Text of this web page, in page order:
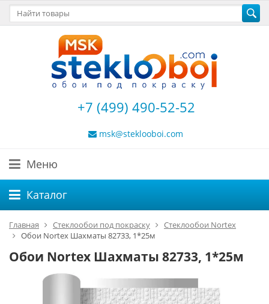
+7 (499) 490-52-52
msk@steklooboi.com
Меню
Каталог
Главная Стеклообои под покраску
Стеклообои Nortex
Обои Nortex Шахматы 82733, 1*25м
Обои Nortex Шахматы 82733, 1*25м